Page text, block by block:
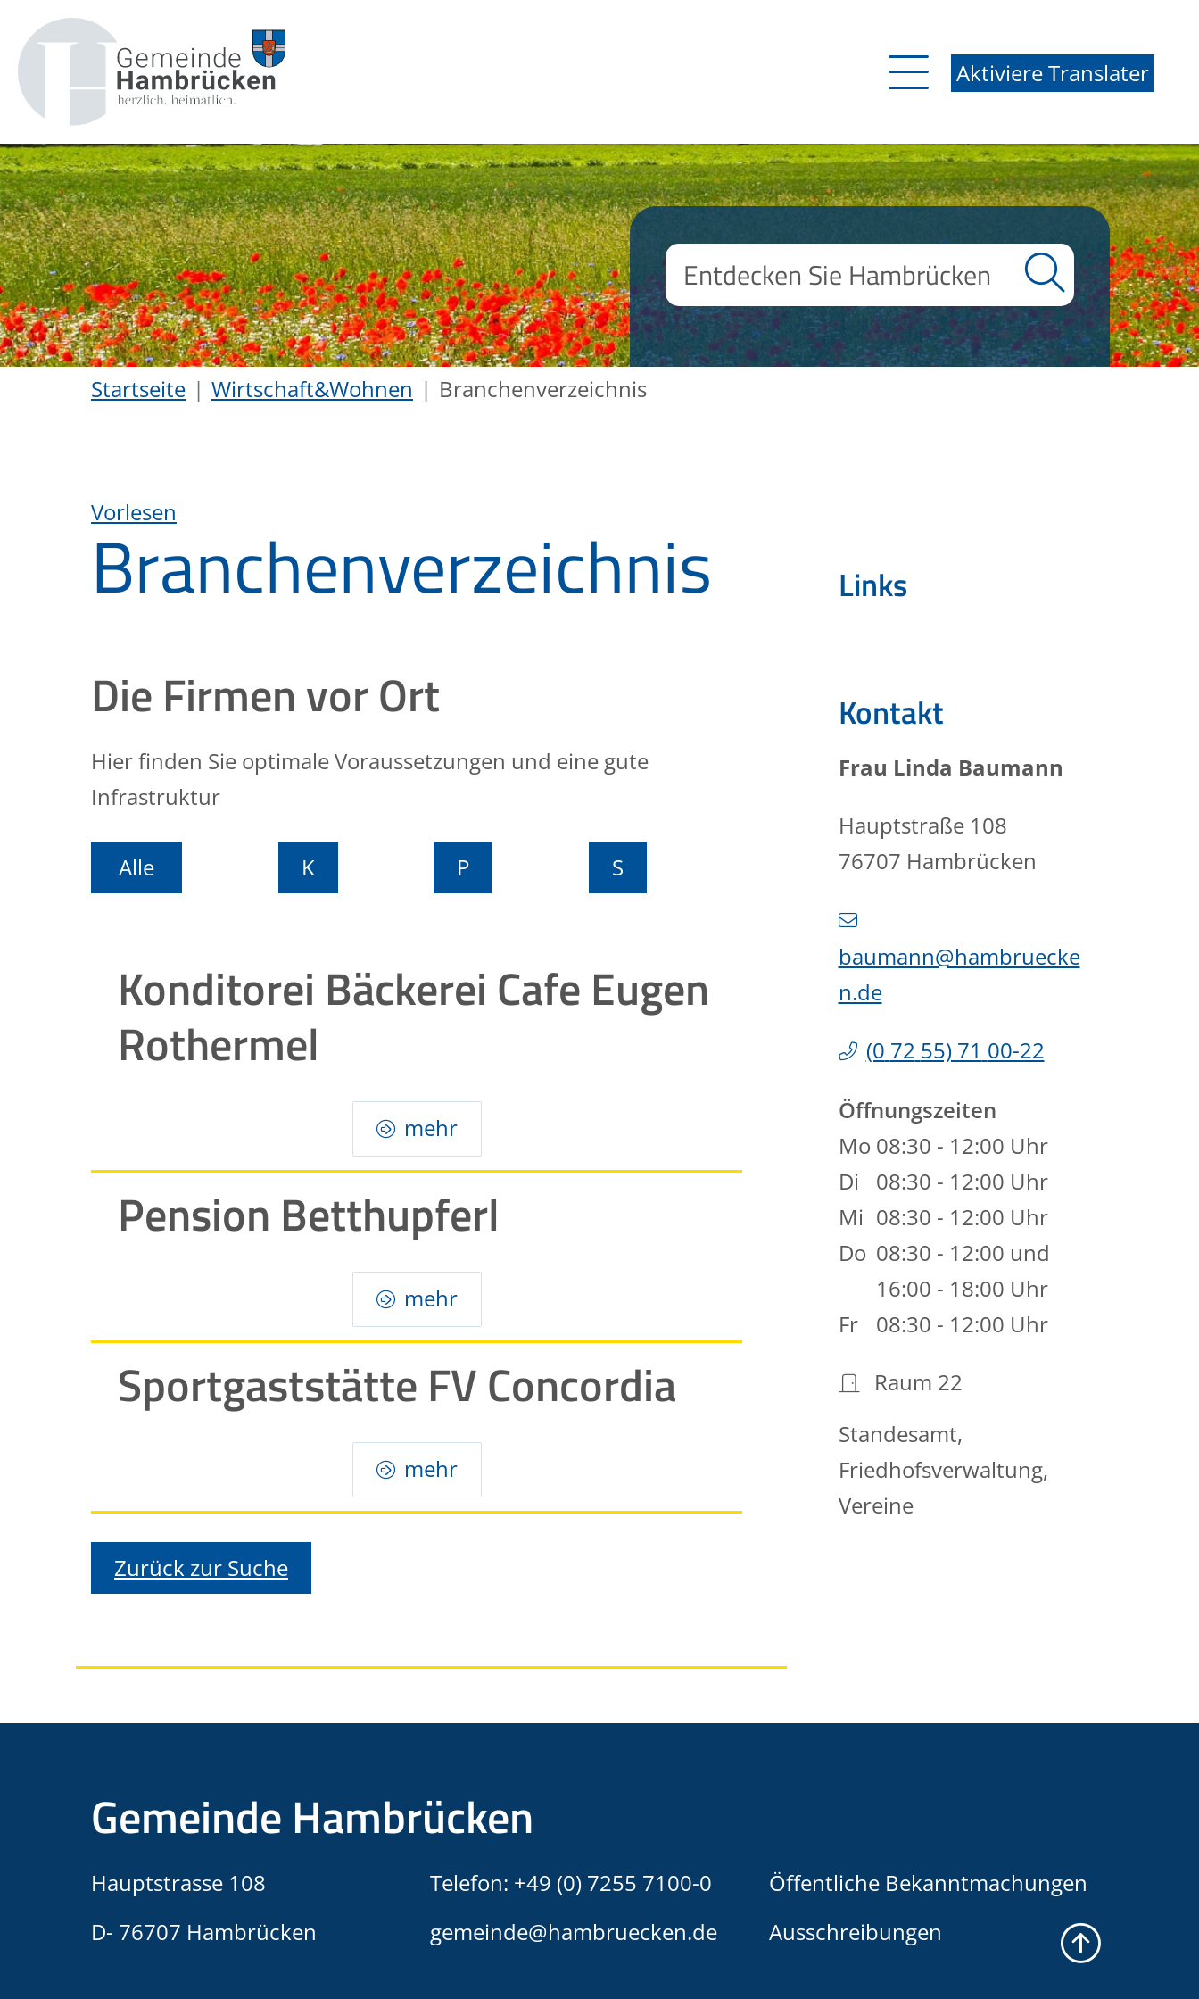
Aktiviere Translater
Startseite Wirtschaft&Wohnen Branchenverzeichnis
Vorlesen
Branchenverzeichnis
Die Firmen vor Ort
Hier finden Sie optimale Voraussetzungen und eine gute
Infrastruktur
Alle K P S
Konditorei Bäckerei Cafe Eugen
Rothermel
mehr
Pension Betthupferl
mehr
Sportgaststätte FV Concordia
mehr
Zurück zur Suche
Links
Kontakt
Frau Linda Baumann
Hauptstraße 108
76707 Hambrücken
baumann@hambruecke
n.de
(0 72 55) 71 00-22
Öffnungszeiten
Mo 08:30 - 12:00 Uhr
Di
08:30 - 12:00 Uhr
Mi 08:30 - 12:00 Uhr
Do 08:30 - 12:00 und
16:00 - 18:00 Uhr
Fr
08:30 - 12:00 Uhr
Raum 22
Standesamt,
Friedhofsverwaltung,
Vereine
Gemeinde Hambrücken
Hauptstrasse 108
D- 76707 Hambrücken
Telefon: +49 (0) 7255 7100-0
gemeinde@hambruecken.de
Öffentliche Bekanntmachungen
Ausschreibungen